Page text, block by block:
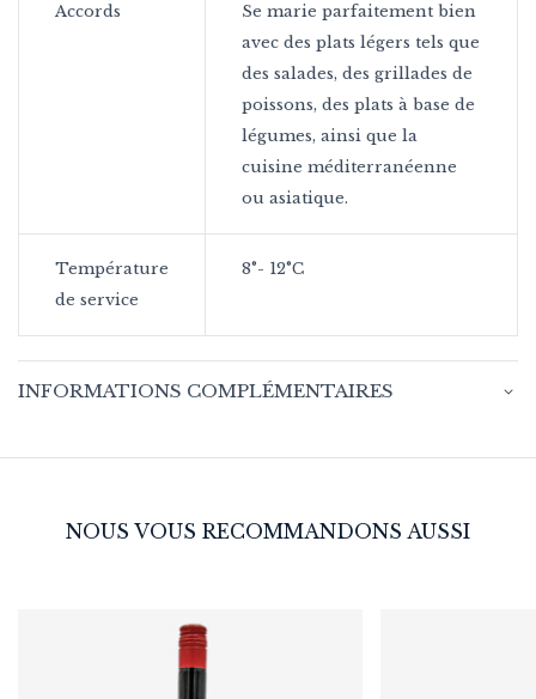
Accords
Se marie parfaitement bien
avec des plats légers tels que
des salades, des grillades de
poissons, des plats à base de
légumes, ainsi que la
cuisine méditerranéenne
ou asiatique.
Température
de service
8°- 12°C
INFORMATIONS COMPLÉMENTAIRES
NOUS VOUS RECOMMANDONS AUSSI